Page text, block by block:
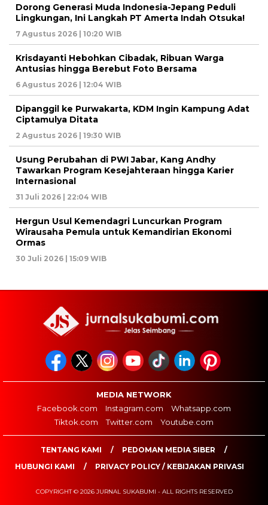
Dorong Generasi Muda Indonesia-Jepang Peduli
Lingkungan, Ini Langkah PT Amerta Indah Otsuka!
7 Agustus 2026 | 10:20 WIB
Krisdayanti Hebohkan Cibadak, Ribuan Warga
Antusias hingga Berebut Foto Bersama
6 Agustus 2026 | 12:04 WIB
Dipanggil ke Purwakarta, KDM Ingin Kampung Adat
Ciptamulya Ditata
2 Agustus 2026 | 19:30 WIB
Usung Perubahan di PWI Jabar, Kang Andhy
Tawarkan Program Kesejahteraan hingga Karier
Internasional
31 Juli 2026 | 22:04 WIB
Hergun Usul Kemendagri Luncurkan Program
Wirausaha Pemula untuk Kemandirian Ekonomi
Ormas
30 Juli 2026 | 15:09 WIB
MEDIA NETWORK
Facebook.com
Instagram.com
Whatsapp.com
Tiktok.com
Twitter.com Youtube.com
TENTANG KAMI
PEDOMAN MEDIA SIBER
HUBUNGI KAMI
PRIVACY POLICY / KEBIJAKAN PRIVASI
COPYRIGHT © 2026 JURNAL SUKABUMI - ALL RIGHTS RESERVED